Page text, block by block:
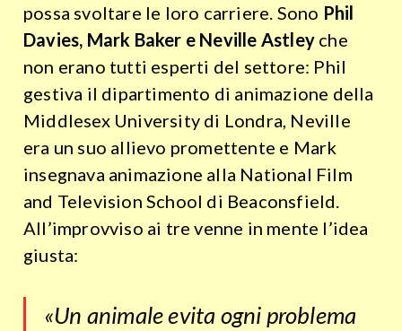
possa svoltare le loro carriere. Sono Phil
Davies, Mark Baker e Neville Astley che
non erano tutti esperti del settore: Phil
gestiva il dipartimento di animazione della
Middlesex University di Londra, Neville
era un suo allievo promettente e Mark
insegnava animazione alla National Film
and Television School di Beaconsfield.
All’improvviso ai trevenne in mente l’idea
giusta:
«Un animale evita ogni problema